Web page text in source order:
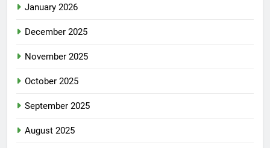
January 2026
December 2025
November 2025
October 2025
September 2025
August 2025